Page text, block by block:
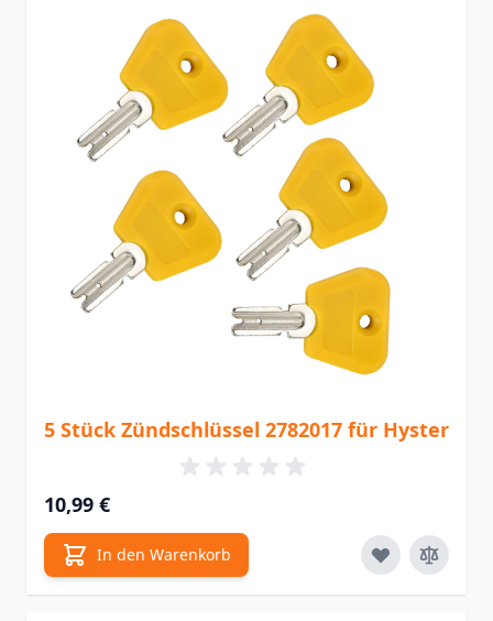
5 Stück Zündschlüssel 2782017 für Hyster
10,99 €
In den Warenkorb